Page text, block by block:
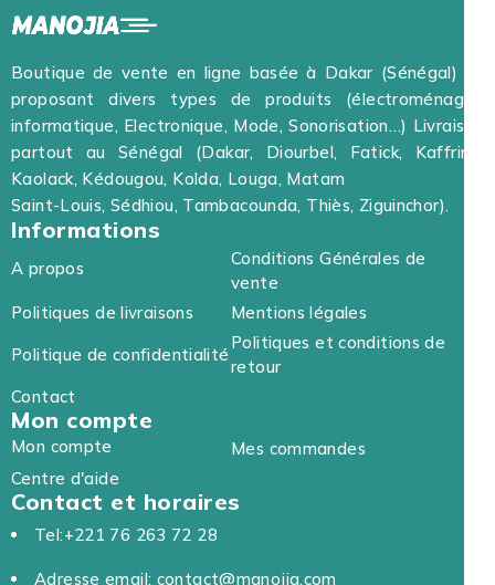
Boutique de vente en ligne basée à Dakar (Sénégal) et
proposant divers types de produits (électroménager,
informatique, Electronique, Mode, Sonorisation…) Livraison
partout au Sénégal (Dakar, Diourbel, Fatick, Kaffrine,
Kaolack, Kédougou, Kolda, Louga, Matam
Saint-Louis, Sédhiou, Tambacounda, Thiès, Ziguinchor).
Informations
A propos
Conditions Générales de
vente
Politiques de livraisons
Mentions légales
Politique de confidentialité
Politiques et conditions de
retour
Contact
Mon compte
Mon compte
Mes commandes
Centre d'aide
Contact et horaires
Tel:+221 76 263 72 28
Adresse email: contact@manojia.com